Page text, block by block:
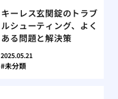
キーレス玄関錠のトラブ
ルシューティング、よく
ある問題と解決策
2025.05.21
未分類